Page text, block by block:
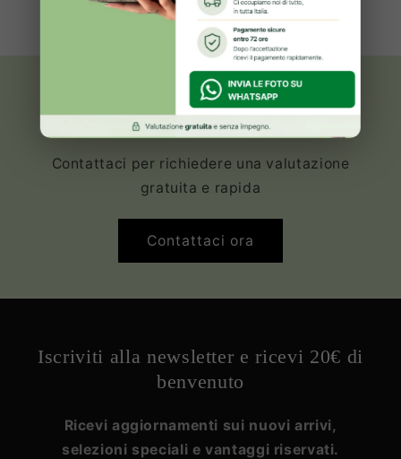
Innamorate della propria borsa
Vendi le tue borse di lusso che non
utilizzi più!
Contattaci per richiedere una valutazione
gratuita e rapida
Contattaci ora
Iscriviti alla newsletter e ricevi 20€ di
benvenuto
Ricevi aggiornamenti sui nuovi arrivi,
selezioni speciali e vantaggi riservati.